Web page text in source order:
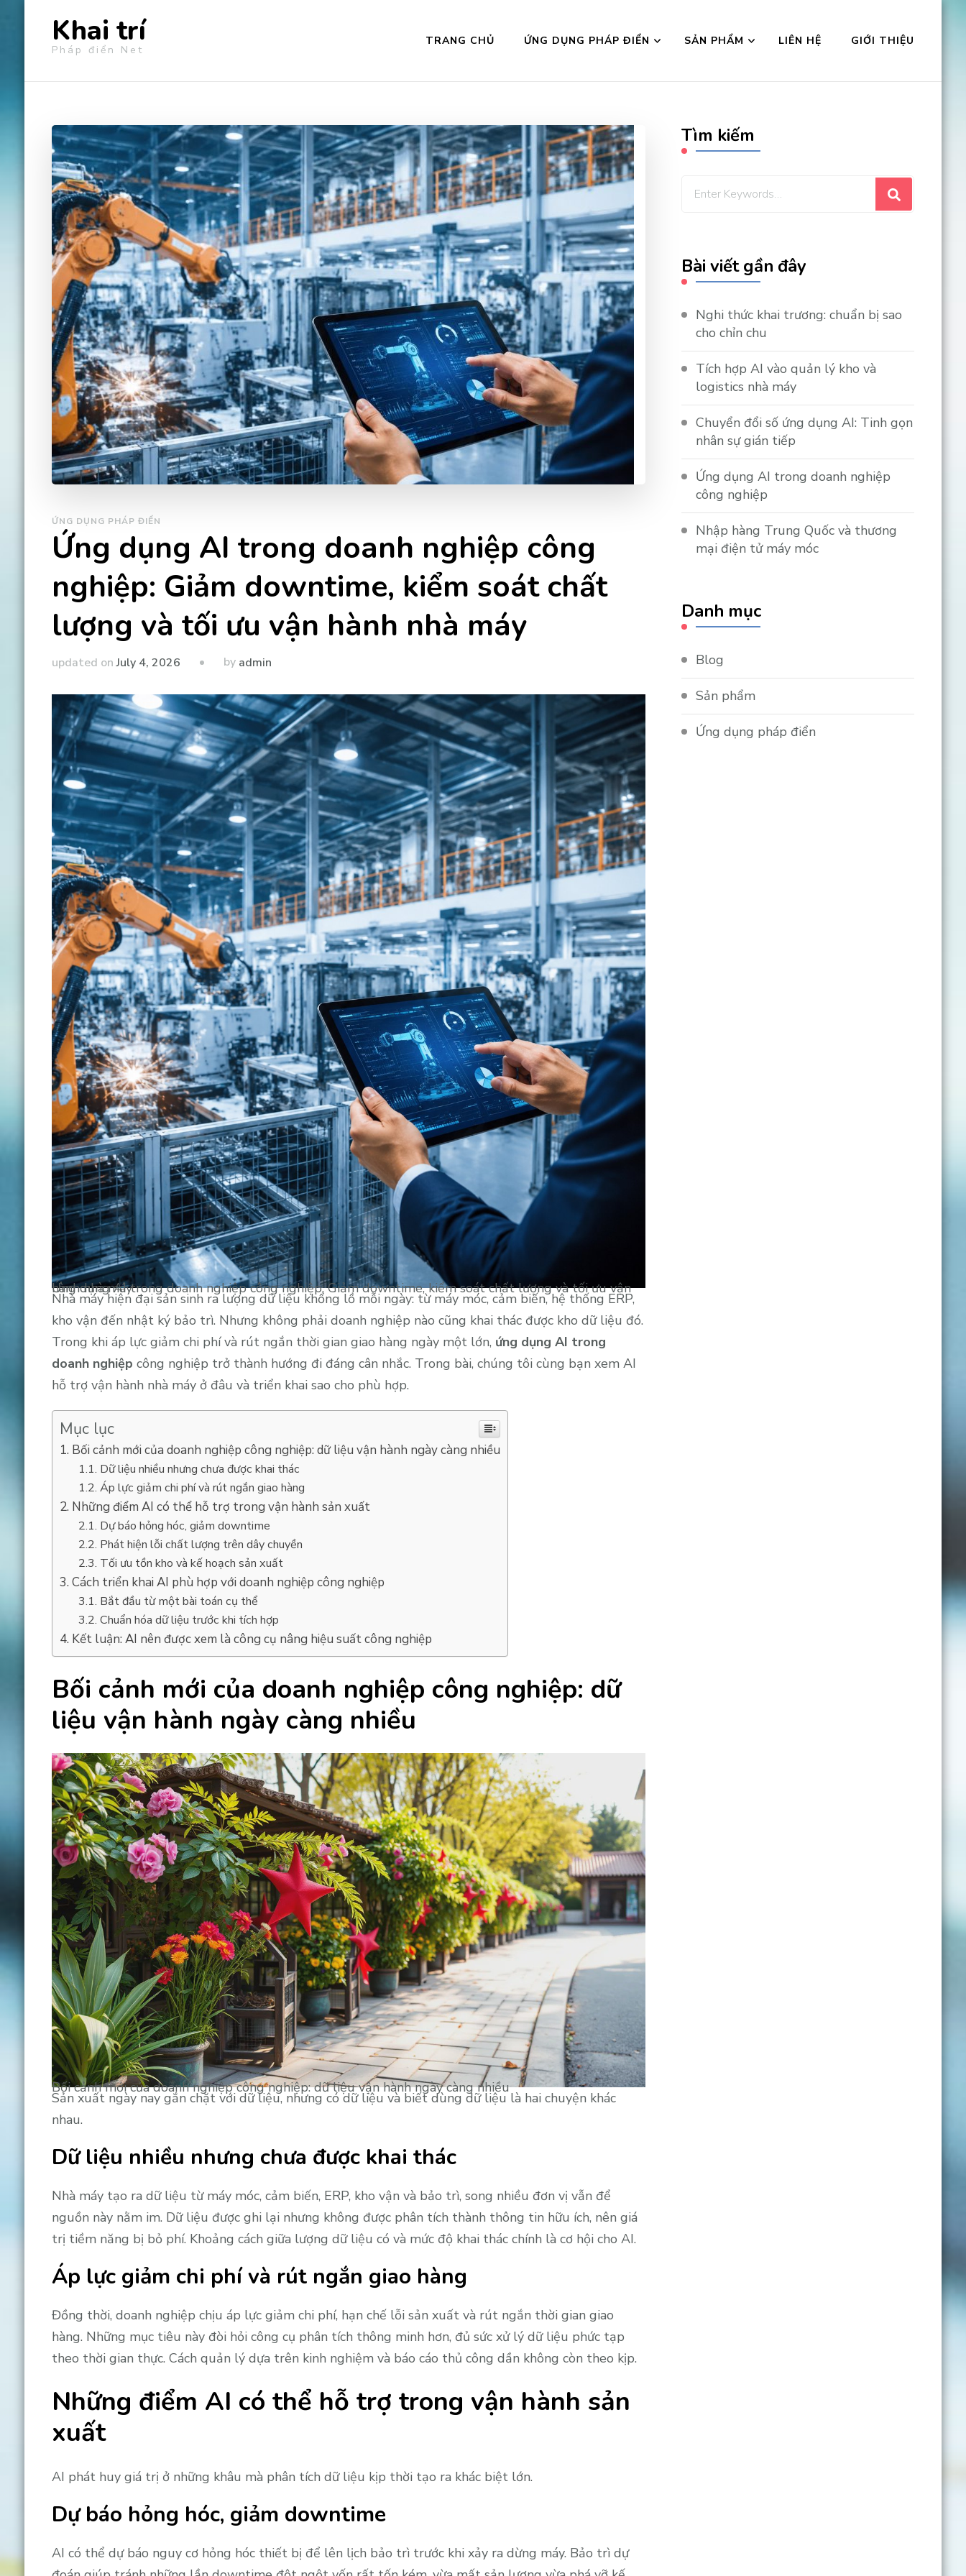
Khai trí
Pháp điển Net
TRANG CHỦ ỨNG DỤNG PHÁP ĐIỂN SẢN PHẨM LIÊN HỆ GIỚI THIỆU
ỨNG DỤNG PHÁP ĐIỂN
Ứng dụng AI trong doanh nghiệp công
nghiệp: Giảm downtime, kiểm soát chất
lượng và tối ưu vận hành nhà máy
updated onJuly 4, 2026 by admin
Ứng dụng AI trong doanh nghiệp công nghiệp: Giảm downtime, kiểm soát chất lượng và tối ưu vận hành nhà máy
Nhà máy hiện đại sản sinh ra lượng dữ liệu khổng lồ mỗi ngày: từ máy móc, cảm biến, hệ thống ERP,
kho vận đến nhật ký bảo trì. Nhưng không phải doanh nghiệp nào cũng khai thác được kho dữ liệu đó.
Trong khi áp lực giảm chi phí và rút ngắn thời gian giao hàng ngày một lớn, ứng dụng AI trong
doanh nghiệp công nghiệp trở thành hướng đi đáng cân nhắc. Trong bài, chúng tôi cùng bạn xem AI
hỗ trợ vận hành nhà máy ở đâu và triển khai sao cho phù hợp.
Mục lục
Bối cảnh mới của doanh nghiệp công nghiệp: dữ liệu vận hành ngày càng nhiều
Dữ liệu nhiều nhưng chưa được khai thác
Áp lực giảm chi phí và rút ngắn giao hàng
Những điểm AI có thể hỗ trợ trong vận hành sản xuất
Dự báo hỏng hóc, giảm downtime
Phát hiện lỗi chất lượng trên dây chuyền
Tối ưu tồn kho và kế hoạch sản xuất
Cách triển khai AI phù hợp với doanh nghiệp công nghiệp
Bắt đầu từ một bài toán cụ thể
Chuẩn hóa dữ liệu trước khi tích hợp
Kết luận: AI nên được xem là công cụ nâng hiệu suất công nghiệp
Bối cảnh mới của doanh nghiệp công nghiệp: dữ
liệu vận hành ngày càng nhiều
Bối cảnh mới của doanh nghiệp công nghiệp: dữ liệu vận hành ngày càng nhiều
Sản xuất ngày nay gắn chặt với dữ liệu, nhưng có dữ liệu và biết dùng dữ liệu là hai chuyện khác
nhau.
Dữ liệu nhiều nhưng chưa được khai thác
Nhà máy tạo ra dữ liệu từ máy móc, cảm biến, ERP, kho vận và bảo trì, song nhiều đơn vị vẫn để
nguồn này nằm im. Dữ liệu được ghi lại nhưng không được phân tích thành thông tin hữu ích, nên giá
trị tiềm năng bị bỏ phí. Khoảng cách giữa lượng dữ liệu có và mức độ khai thác chính là cơ hội cho AI.
Áp lực giảm chi phí và rút ngắn giao hàng
Đồng thời, doanh nghiệp chịu áp lực giảm chi phí, hạn chế lỗi sản xuất và rút ngắn thời gian giao
hàng. Những mục tiêu này đòi hỏi công cụ phân tích thông minh hơn, đủ sức xử lý dữ liệu phức tạp
theo thời gian thực. Cách quản lý dựa trên kinh nghiệm và báo cáo thủ công dần không còn theo kịp.
Những điểm AI có thể hỗ trợ trong vận hành sản
xuất
AI phát huy giá trị ở những khâu mà phân tích dữ liệu kịp thời tạo ra khác biệt lớn.
Dự báo hỏng hóc, giảm downtime
AI có thể dự báo nguy cơ hỏng hóc thiết bị để lên lịch bảo trì trước khi xảy ra dừng máy. Bảo trì dự
Tìm kiếm
Looking
Bài viết gần đây
Nghi thức khai trương: chuẩn bị sao
cho chỉn chu
Tích hợp AI vào quản lý kho và
logistics nhà máy
Chuyển đổi số ứng dụng AI: Tinh gọn
nhân sự gián tiếp
Ứng dụng AI trong doanh nghiệp
công nghiệp
Nhập hàng Trung Quốc và thương
mại điện tử máy móc
Danh mục
Blog
Sản phẩm
Ứng dụng pháp điển